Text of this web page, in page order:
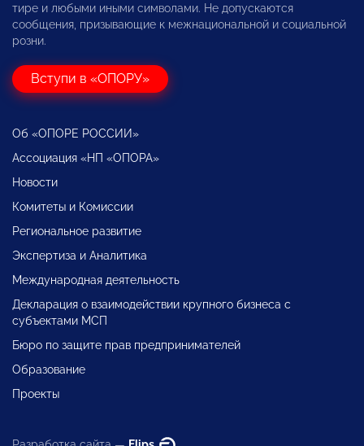
тире и любыми иными символами. Не допускаются
сообщения, призывающие к межнациональной и социальной
розни.
Вступи в «ОПОРУ»
Об «ОПОРЕ РОССИИ»
Ассоциация «НП «ОПОРА»
Новости
Комитеты и Комиссии
Региональное развитие
Экспертиза и Аналитика
Международная деятельность
Декларация о взаимодействии крупного бизнеса с
субъектами МСП
Бюро по защите прав предпринимателей
Образование
Проекты